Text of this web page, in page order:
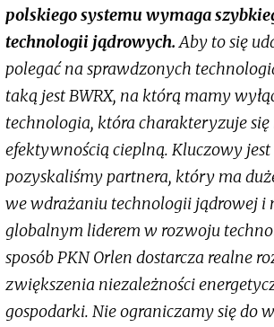
polskiego systemu wymaga
technologii jądrowych.Aby to się
polegać na sprawdzonych
taką jest BWRX, na którą mamy
technologia, która charakteryzuje
efektywnością cieplną. Kluczowy jest
pozyskaliśmy partnera, który ma
we wdrażaniu technologii jądrowej i
globalnym liderem w rozwoju
sposób PKN Orlen dostarcza realne
zwiększenia niezależności
gospodarki. Nie ograniczamy się do